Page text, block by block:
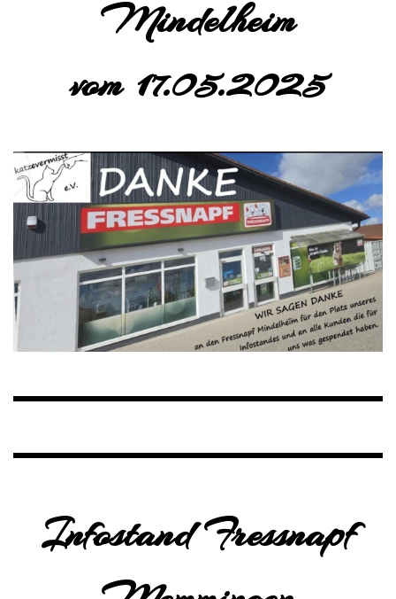
Mindelheim
vom 17.05.2025
Infostand Fressnapf